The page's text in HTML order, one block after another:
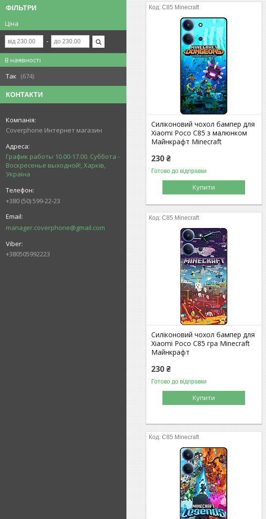
ФІЛЬТРИ
Ціна
В наявності
Так
674
КОНТАКТИ
Coverphone Интернет магазин
График работы 10.00-17.00. Суббота -
Воскресенье выходной!, Харків,
Україна
+380 (50) 599-22-23
manager.coverphone@gmail.com
+380505992223
C85 Minecraft
Силіконовий чохол бампер для
Xiaomi Poco C85 з малюнком
Майнкрафт Minecraft
230 ₴
Готово до відправки
Купити
C85 Minecraft
Силіконовий чохол бампер для
Xiaomi Poco C85 гра Minecraft
Майнкрафт
230 ₴
Готово до відправки
Купити
C85 Minecraft